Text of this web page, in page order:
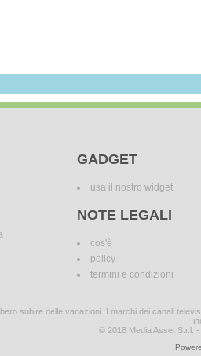
GADGET
usa il nostro widget
NOTE LEGALI
cos'è
policy
termini e condizioni
subire delle variazioni. I marchi dei canali
© 2018 Media Asset S.r.l.